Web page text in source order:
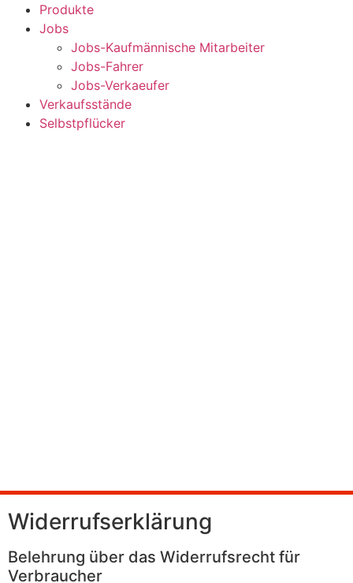
Produkte
Jobs
Jobs-Kaufmännische Mitarbeiter
Jobs-Fahrer
Jobs-Verkaeufer
Verkaufsstände
Selbstpflücker
Widerrufserklärung
Belehrung über das Widerrufsrecht für
Verbraucher